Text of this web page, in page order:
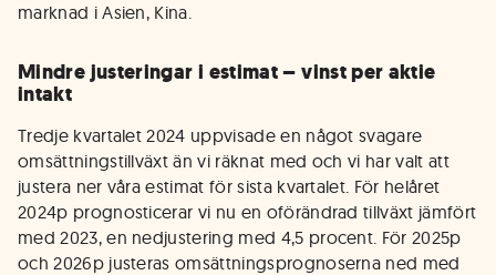
marknad i Asien, Kina.
Mindre justeringar i estimat – vinst per aktie
intakt
Tredje kvartalet 2024 uppvisade en något svagare
omsättningstillväxt än vi räknat med och vi har valt att
justera ner våra estimat för sista kvartalet. För helåret
2024p prognosticerar vi nu en oförändrad tillväxt jämfört
med 2023, en nedjustering med 4,5 procent. För 2025p
och 2026p justeras omsättningsprognoserna ned med